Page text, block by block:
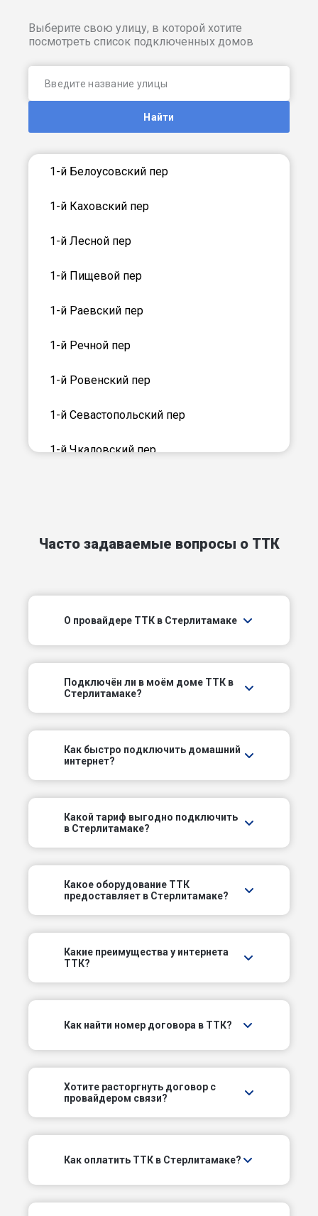
Выберите свою улицу, в которой хотите
посмотреть список подключенных домов
Найти
1-й Белоусовский пер
1-й Каховский пер
1-й Лесной пер
1-й Пищевой пер
1-й Раевский пер
1-й Речной пер
1-й Ровенский пер
1-й Севастопольский пер
1-й Чкаловский пер
2-й Каховский пер
2-й Пищевой пер
2-й Речной пер
2-й Ровенский пер
2-й Севастопольский пер
2-й Чкаловский пер
2-й Элеваторный пер
3-й Каховский пер
3-й Элеваторный пер
4-й Элеваторный пер
Часто задаваемые вопросы о ТТК
О провайдере ТТК в Стерлитамаке
Подключëн ли в моём доме ТТК в
Стерлитамаке?
Как быстро подключить домашний
интернет?
Какой тариф выгодно подключить
в Стерлитамаке?
Какое оборудование ТТК
предоставляет в Стерлитамаке?
Какие преимущества у интернета
ТТК?
Как найти номер договора в ТТК?
Хотите расторгнуть договор с
провайдером связи?
Как оплатить ТТК в Стерлитамаке?